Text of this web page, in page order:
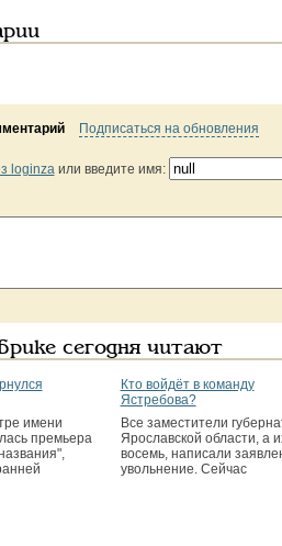
Подписаться на обновления
или введите имя:
сегодня читают
имени
премьера
Кто войдёт в команду
Ястребова?
Все заместители
Ярославской области, а
восемь, написали
увольнение. Сейчас